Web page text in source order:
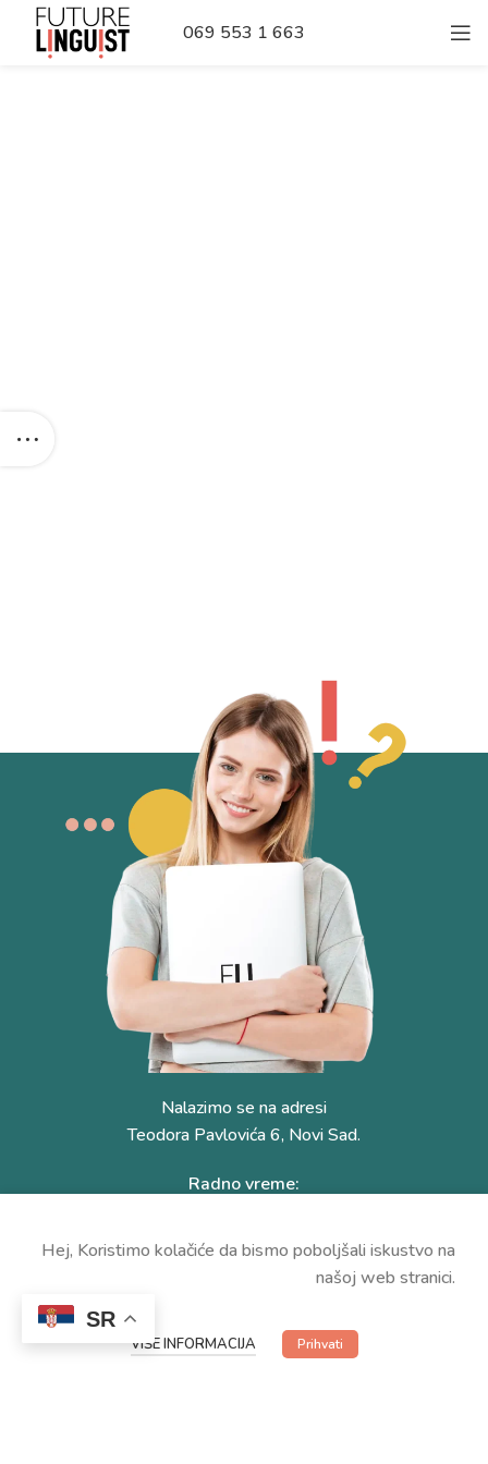
069 553 1 663
Nalazimo se na adresi
Teodora Pavlovića 6, Novi Sad.
Radno vreme:
Subotom po dogovoru.
(+381) 69 553 1 663
Hej, Koristimo kolačiće da bismo poboljšali iskustvo na
našoj web stranici.
VIŠE INFORMACIJA Prihvati
SR